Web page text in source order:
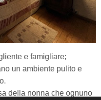
e famigliare;
un ambiente pulito e
della nonna che ognuno